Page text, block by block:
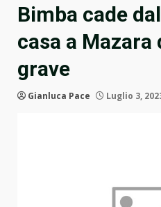
Bimba cade
casa a Mazara
grave
Gianluca Pace Luglio 3,